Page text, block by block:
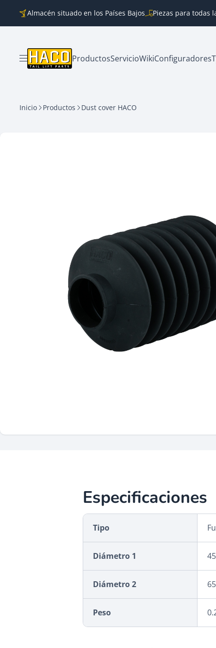
Almacén situado en los Países Bajos Piezas para todas
Abrir menú
ProductosServicioWikiConfiguradores
Inicio Productos Dust cover HACO
Especificaciones
Tipo
Diámetro 1 45
Diámetro 2 65
Peso